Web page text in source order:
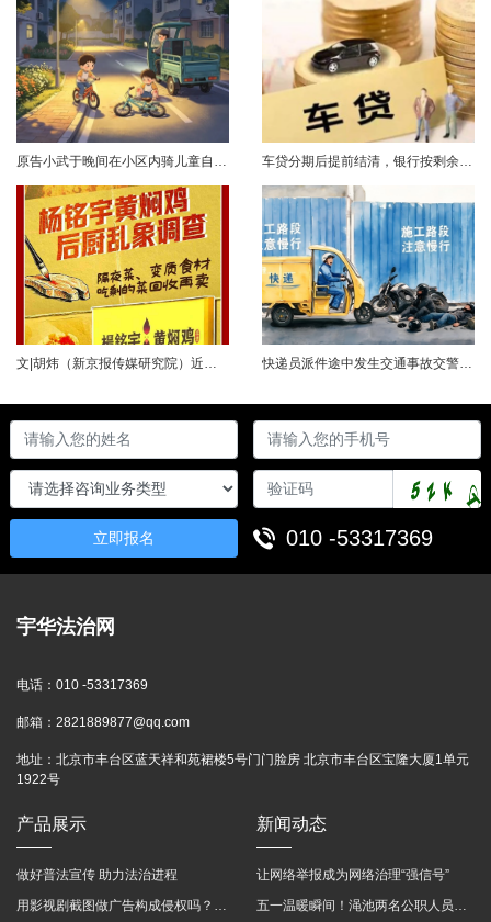
文|胡炜（新京报传媒研究院）近日，《经济参考报》的一篇关于婴幼儿纸尿裤的调查报道引爆舆论。涉事品牌、检测机构、行业协会先后发声，各方说法相互矛盾，公众焦虑情绪持续发酵。当事件陷入“罗生门”时，有一种声音悄然流传：媒体盯着问题不放，是在刻意挑刺，就是“找茬”。真是这样吗？中国行业报协会于6月23日公开发声，明确支持《经济参考报》的舆论监督行为，并呼吁社会各界支持媒体监督，推动行业规范与治理升级。 0...... 快递员派件途中发生交通事故交警部门认定全责公司赔付93万余元后一纸诉状向快递员全额追偿交通事故全责是否等同于法律上的重大过失用人单位赔付后能否向员工追偿基本案情快递员张某与某服务外包有限公司存在劳动关系。某日，张某派送快递途经施工路段，现场围挡占据大半道路，张某驾驶快递三轮车紧贴施工围挡行驶，在行驶过程中与对向驾驶二轮摩托车的罗某发生碰撞引发事故，致罗某、卢某受伤及车辆受损，卢某伤情严重。交警部门......
立即报名 010 -53317369
宇华法治网
电话： 010 -53317369
邮箱： 2821889877@qq.com
地址： 北京市丰台区蓝天祥和苑裙楼5号门门脸房 北京市丰台区宝隆大厦1单元
1922号
产品展示
做好普法宣传 助力法治进程
用影视剧截图做广告构成侵权吗？法院这样判
新闻动态
让网络举报成为网络治理“强信号”
五一温暖瞬间！渑池两名公职人员，路遇车祸挺身而出